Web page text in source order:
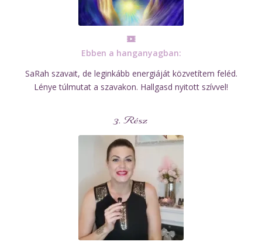
Ebben a hanganyagban:
SaRah szavait, de leginkább energiáját közvetítem feléd.
Lénye túlmutat a szavakon. Hallgasd nyitott szívvel!
3. Rész